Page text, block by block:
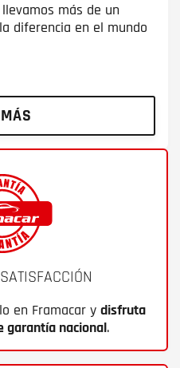
más de un
diferencia en el mundo
en Framacar y disfruta
garantía nacional.